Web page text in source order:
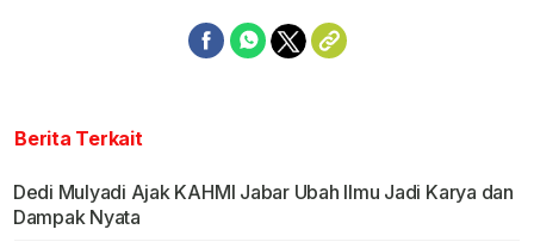
Berita Terkait
Dedi Mulyadi Ajak KAHMI Jabar Ubah Ilmu Jadi Karya dan
Dampak Nyata